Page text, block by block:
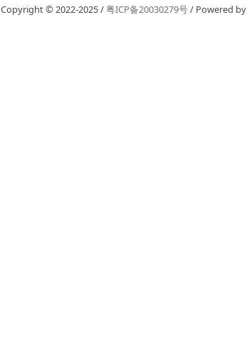
Copyright © 2022-2025 /粤ICP备20030279号/ Powered by